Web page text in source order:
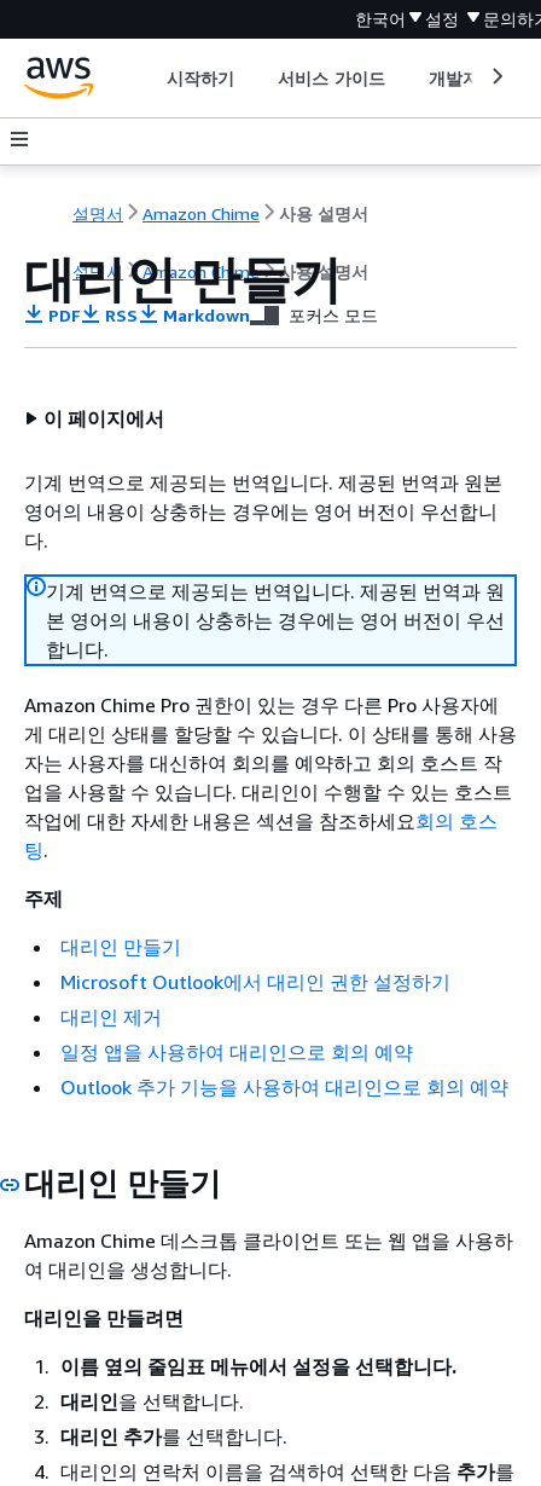
한국어 설정 문의하
시작하기 서비스 가이드 개발자 도구
설명서 Amazon Chime 사용 설명서
설명서 Amazon Chime 사용 설명서
대리인 만들기
PDF RSS Markdown 포커스 모드
이 페이지에서
기계 번역으로 제공되는 번역입니다. 제공된 번역과 원본
영어의 내용이 상충하는 경우에는 영어 버전이 우선합니
다.
기계 번역으로 제공되는 번역입니다. 제공된 번역과 원
본 영어의 내용이 상충하는 경우에는 영어 버전이 우선
합니다.
Amazon Chime Pro 권한이 있는 경우 다른 Pro 사용자에
게 대리인 상태를 할당할 수 있습니다. 이 상태를 통해 사용
자는 사용자를 대신하여 회의를 예약하고 회의 호스트 작
업을 사용할 수 있습니다. 대리인이 수행할 수 있는 호스트
작업에 대한 자세한 내용은 섹션을 참조하세요회의 호스
팅.
주제
대리인 만들기
Microsoft Outlook에서 대리인 권한 설정하기
대리인 제거
일정 앱을 사용하여 대리인으로 회의 예약
Outlook 추가 기능을 사용하여 대리인으로 회의 예약
대리인 만들기
Amazon Chime 데스크톱 클라이언트 또는 웹 앱을 사용하
여 대리인을 생성합니다.
대리인을 만들려면
이름 옆의 줄임표 메뉴에서 설정을 선택합니다.
대리인을 선택합니다.
대리인 추가를 선택합니다.
대리인의 연락처 이름을 검색하여 선택한 다음 추가를